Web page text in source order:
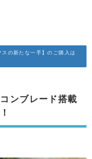
の新たな一手】のご購入は
ンブレード搭載